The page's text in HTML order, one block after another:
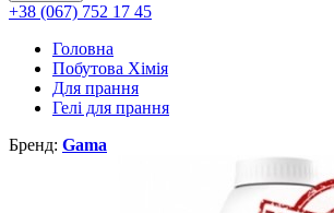
+38 (067) 752 17 45
Головна
Побутова Хімія
Для прання
Гелі для прання
Бренд: Gama